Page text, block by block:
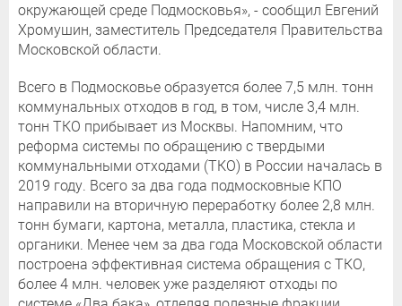
окружающей среде Подмосковья», - сообщил Евгений
Хромушин, заместитель Председателя Правительства
Московской области.
Всего в Подмосковье образуется более 7,5 млн. тонн
коммунальных отходов в год, в том, числе 3,4 млн.
тонн ТКО прибывает из Москвы. Напомним, что
реформа системы по обращению с твердыми
коммунальными отходами (ТКО) в России началась в
2019 году. Всего за два года подмосковные КПО
направили на вторичную переработку более 2,8 млн.
тонн бумаги, картона, металла, пластика, стекла и
органики. Менее чем за два года Московской области
построена эффективная система обращения с ТКО,
более 4 млн. человек уже разделяют отходы по